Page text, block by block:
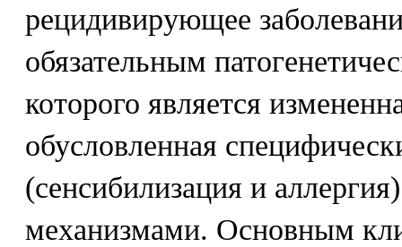
рецидивирующее
обязательным
которого является
обусловленная
(сенсибилизация и
механизмами. Основным